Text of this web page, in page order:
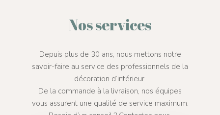
Nos services
Depuis plus de 30 ans, nous mettons notre
savoir-faire au service des professionnels de la
décoration d’intérieur.
De la commande à la livraison, nos équipes
vous assurent une qualité de service maximum.